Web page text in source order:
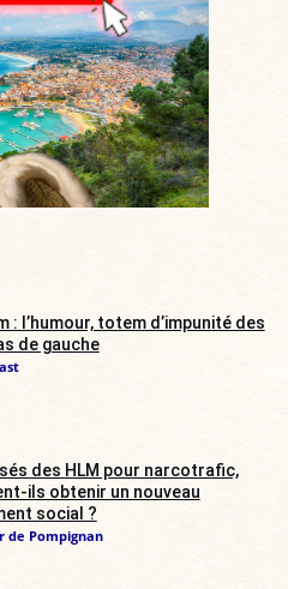
: l’humour, totem d’impunité des
de gauche
des HLM pour narcotrafic,
ils obtenir un nouveau
social ?
de Pompignan